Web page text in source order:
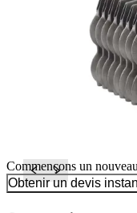
Commençons un
Obtenir un devis